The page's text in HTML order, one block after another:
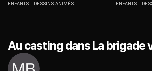
ENFANTS DESSINS ANIMÉS ENFANTS
Au casting dans La brigade